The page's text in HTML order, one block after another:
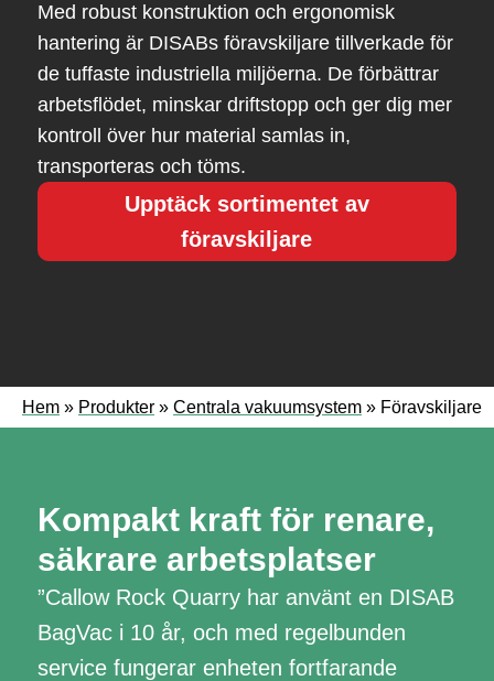
Med robust konstruktion och ergonomisk
hantering är DISABs föravskiljare tillverkade för
de tuffaste industriella miljöerna. De förbättrar
arbetsflödet, minskar driftstopp och ger dig mer
kontroll över hur material samlas in,
transporteras och töms.
Upptäck sortimentet av
föravskiljare
Hem » Produkter » Centrala vakuumsystem » Föravskiljare
Kompakt kraft för renare,
säkrare arbetsplatser
”Callow Rock Quarry har använt en DISAB
BagVaci 10 år, och med regelbunden
service fungerar enheten fortfarande